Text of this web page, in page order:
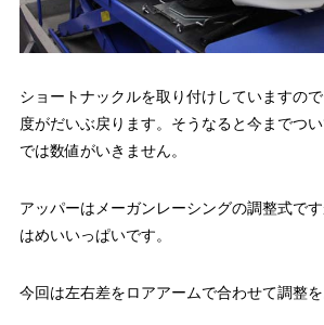
ショートナックルを取り付けしていますの
度がだいぶ戻ります。そうなると今までつ
では数値がいきません。
アッパーはメーガンレーシングの調整式で
はめいいっぱいです。
今回は左右差をロアアームで合わせて調整を